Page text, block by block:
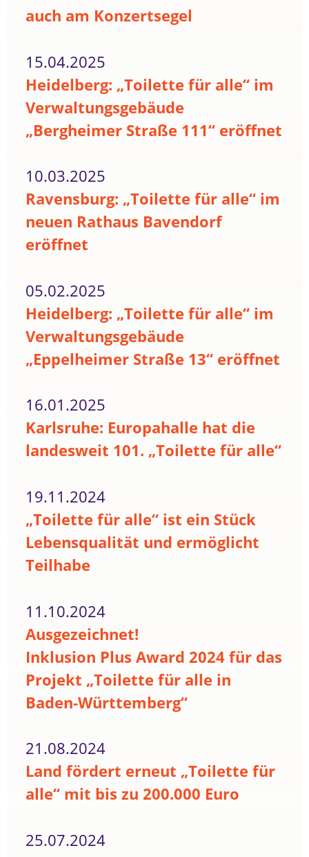
auch am Konzertsegel
15.04.2025
Heidelberg: „Toilette für alle“ im
Verwaltungsgebäude
„Bergheimer Straße 111“ eröffnet
10.03.2025
Ravensburg: „Toilette für alle“ im
neuen Rathaus Bavendorf
eröffnet
05.02.2025
Heidelberg: „Toilette für alle“ im
Verwaltungsgebäude
„Eppelheimer Straße 13“ eröffnet
16.01.2025
Karlsruhe: Europahalle hat die
landesweit 101. „Toilette für alle“
19.11.2024
„Toilette für alle“ ist ein Stück
Lebensqualität und ermöglicht
Teilhabe
11.10.2024
Ausgezeichnet!
Inklusion Plus Award 2024 für das
Projekt „Toilette für alle in
Baden-Württemberg“
21.08.2024
Land fördert erneut „Toilette für
alle“ mit bis zu 200.000 Euro
25.07.2024